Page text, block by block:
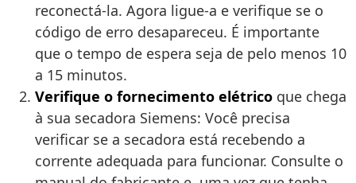
reconectá-la. Agora ligue-a e verifique se o
código de erro desapareceu. É importante
que o tempo de espera seja de pelo menos 10
a 15 minutos.
Verifique o fornecimento elétrico que chega
à sua secadora Siemens: Você precisa
verificar se a secadora está recebendo a
corrente adequada para funcionar. Consulte o